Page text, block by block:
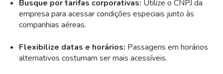
Busque por tarifas corporativas: Utilize o CNPJ da
empresa para acessar condições especiais junto às
companhias aéreas.
Flexibilize datas e horários: Passagens em horários
alternativos costumam ser mais acessíveis.